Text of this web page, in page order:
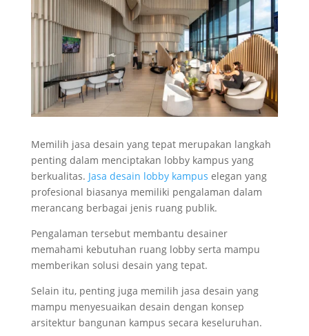
Memilih jasa desain yang tepat merupakan langkah
penting dalam menciptakan lobby kampus yang
berkualitas. Jasa desain lobby kampus elegan yang
profesional biasanya memiliki pengalaman dalam
merancang berbagai jenis ruang publik.
Pengalaman tersebut membantu desainer
memahami kebutuhan ruang lobby serta mampu
memberikan solusi desain yang tepat.
Selain itu, penting juga memilih jasa desain yang
mampu menyesuaikan desain dengan konsep
arsitektur bangunan kampus secara keseluruhan.